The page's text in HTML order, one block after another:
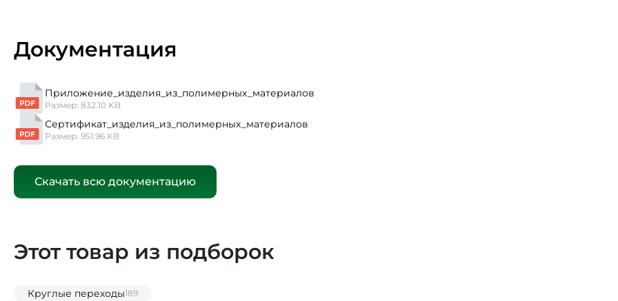
Документация
Приложение_изделия_из_полимерных_материалов
Размер: 832.10 KB
Сертификат_изделия_из_полимерных_материалов
Размер: 951.96 KB
Скачать всю документацию
Этот товар из подборок
Круглые переходы189